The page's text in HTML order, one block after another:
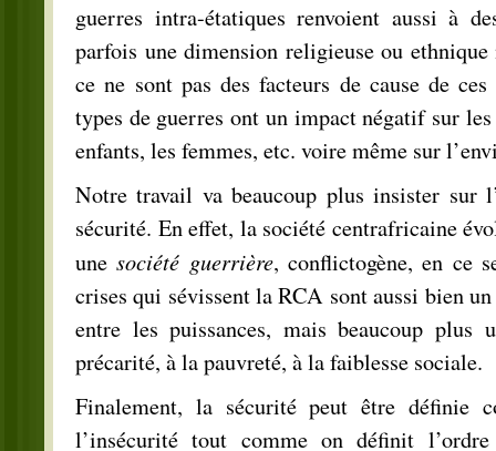
guerres intra-étatiques renvoient aussi à
parfois une dimension religieuse ou
ce ne sont pas des facteurs de cause de
types de guerres ont un impact négatif sur
enfants, les femmes, etc. voire même sur
Notre travail va beaucoup plus insister sur
sécurité. En effet, la société centrafricaine
unesociété guerrière, conflictogène, en ce
crises qui sévissent la RCA sont aussi bien
entre les puissances, mais beaucoup plus
précarité, à la pauvreté, à la faiblesse sociale.
Finalement, la sécurité peut être définie
l’insécurité tout comme on définit